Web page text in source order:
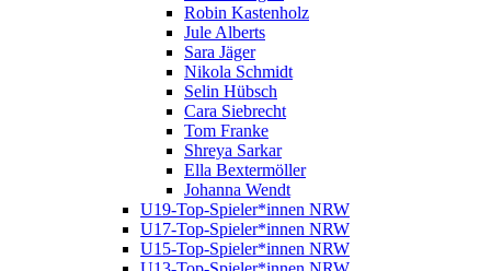
Robin Kastenholz
Jule Alberts
Sara Jäger
Nikola Schmidt
Selin Hübsch
Cara Siebrecht
Tom Franke
Shreya Sarkar
Ella Bextermöller
Johanna Wendt
U19-Top-Spieler*innen NRW
U17-Top-Spieler*innen NRW
U15-Top-Spieler*innen NRW